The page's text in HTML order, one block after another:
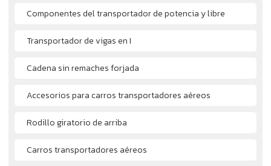
Componentes del transportador de potencia y libre
Transportador de vigas en I
Cadena sin remaches forjada
Accesorios para carros transportadores aéreos
Rodillo giratorio de arriba
Carros transportadores aéreos